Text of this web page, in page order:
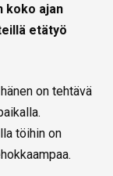
koko ajan
etätyö
on tehtävä
töihin on